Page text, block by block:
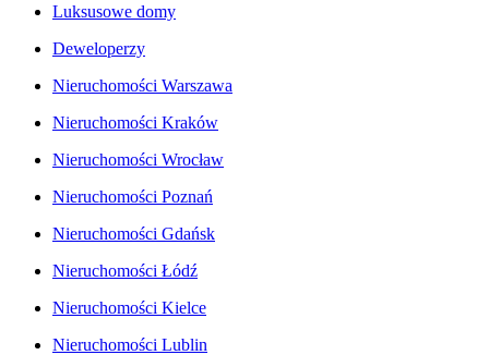
Luksusowe domy
Deweloperzy
Nieruchomości Warszawa
Nieruchomości Kraków
Nieruchomości Wrocław
Nieruchomości Poznań
Nieruchomości Gdańsk
Nieruchomości Łódź
Nieruchomości Kielce
Nieruchomości Lublin